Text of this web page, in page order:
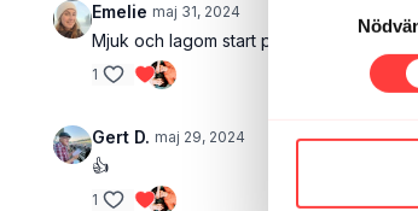
Emelie maj 31, 2024
Mjuk och lagom start på dagen 👍🏻 Gick
1
Gert D. maj 29, 2024
👍
1